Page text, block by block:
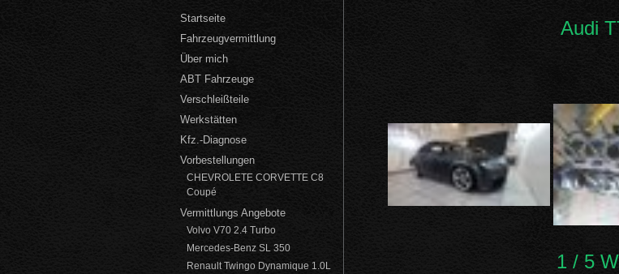
Startseite
Fahrzeugvermittlung
Über mich
ABT Fahrzeuge
Verschleißteile
Werkstätten
Kfz.-Diagnose
Vorbestellungen
CHEVROLETE CORVETTE C8
Coupé
Vermittlungs Angebote
Volvo V70 2.4 Turbo
Mercedes-Benz SL 350
Renault Twingo Dynamique 1.0L
Audi
1/ 5